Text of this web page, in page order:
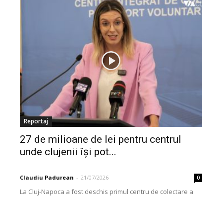
Reportaj
27 de milioane de lei pentru centrul
unde clujenii își pot...
Claudiu Padurean - 21/07/2026 0
La Cluj-Napoca a fost deschis primul centru de colectare a